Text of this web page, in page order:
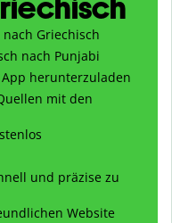
Griechisch
nach Punjabi
herunterzuladen
mit den
und präzise zu
Website